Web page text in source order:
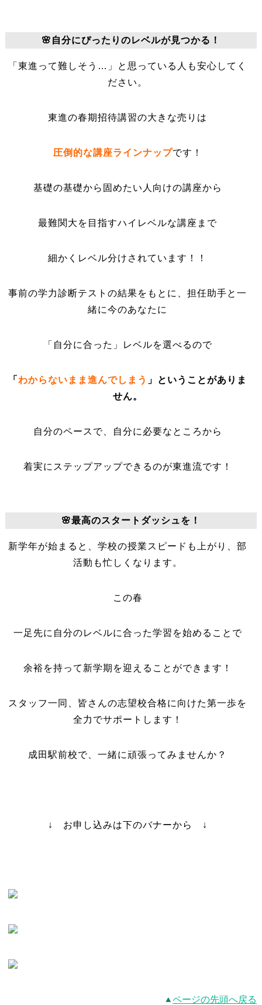
🌸自分にぴったりのレベルが見つかる！
「東進って難しそう…」と思っている人も安心してく
ださい。
東進の春期招待講習の大きな売りは
圧倒的な講座ラインナップです！
基礎の基礎から固めたい人向けの講座から
最難関大を目指すハイレベルな講座まで
細かくレベル分けされています！！
事前の学力診断テストの結果をもとに、担任助手と一
緒に今のあなたに
「自分に合った」レベルを選べるので
「わからないまま進んでしまう 」ということがありま
せん。
自分のペースで、自分に必要なところから
着実にステップアップできるのが東進流です！
🌸最高のスタートダッシュを！
新学年が始まると、学校の授業スピードも上がり、部
活動も忙しくなります。
この春
一足先に自分のレベルに合った学習を始めることで
余裕を持って新学期を迎えることができます！
スタッフ一同、皆さんの志望校合格に向けた第一歩を
全力でサポートします！
成田駅前校で、一緒に頑張ってみませんか？
↓ お申し込みは下のバナーから ↓
ページの先頭へ戻る